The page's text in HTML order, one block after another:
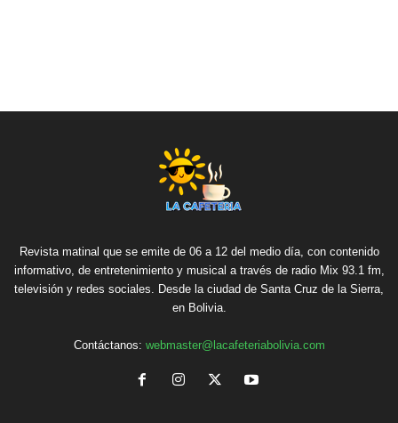
Revista matinal que se emite de 06 a 12 del medio día, con contenido
informativo, de entretenimiento y musical a través de radio Mix 93.1 fm,
televisión y redes sociales. Desde la ciudad de Santa Cruz de la Sierra,
en Bolivia.
Contáctanos: webmaster@lacafeteriabolivia.com